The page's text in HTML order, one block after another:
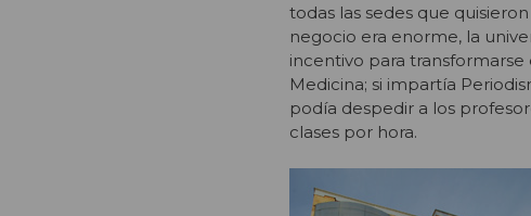
todas las sedes que
negocio era enorme, la
incentivo para
Medicina; si impartía
podía despedir a los
clases por hora.